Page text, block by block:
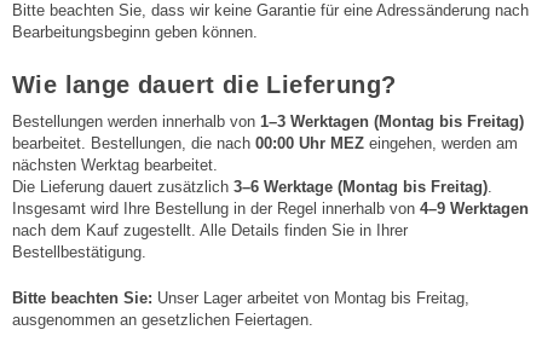
Bitte beachten Sie, dass wir keine Garantie für eine Adressänderung nach
Bearbeitungsbeginn geben können.
Wie lange dauert die Lieferung?
Bestellungen werden innerhalb von 1–3 Werktagen (Montag bis Freitag)
bearbeitet. Bestellungen, die nach 00:00 Uhr MEZ eingehen, werden am
nächsten Werktag bearbeitet.
Die Lieferung dauert zusätzlich 3–6 Werktage (Montag bis Freitag)
Insgesamt wird Ihre Bestellung in der Regel innerhalb von 4–9 Werktagen
nach dem Kauf zugestellt. Alle Details finden Sie in Ihrer
Bestellbestätigung.
Bitte beachten Sie: Unser Lager arbeitet von Montag bis Freitag,
ausgenommen an gesetzlichen Feiertagen.